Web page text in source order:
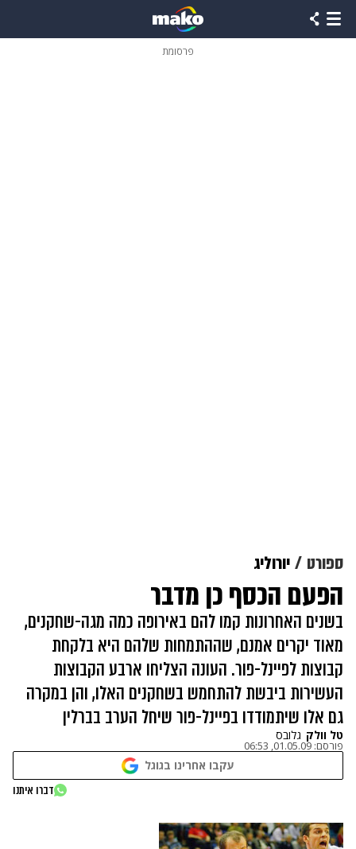
פרסומת
ספורט יורוליג
הפעם הכסף כן מדבר
בשנים האחרונות קמו להם באירופה כמה מגה-שחקנים,
מאוד יקרים אמנם, שההתמחות שלהם היא בלקחת
קבוצות לפיינל-פור. העונה הצליחו ארבע הקבוצות
העשירות ביבשת להתחמש בשחקנים האלו, והן במקרה
גם אלו שיתמודדו בפיינל-פור שיחל הערב בברלין
טל וולק גלובס
פורסם: 01.05.09, 06:53
עקבו אחרינו בגוגל
דברו איתנו